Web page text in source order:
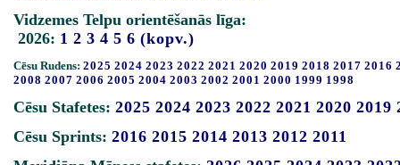
Vidzemes Telpu orientēšanās līga:
2026: 1 2 3 4 5 6 (kopv.)
Cēsu Rudens: 2025 2024 2023 2022 2021 2020 2019 2018 2017 2016
2008 2007 2006 2005 2004 2003 2002 2001 2000 1999 1998
Cēsu Stafetes: 2025 2024 2023 2022 2021 2020 2019
Cēsu Sprints: 2016 2015 2014 2013 2012 2011